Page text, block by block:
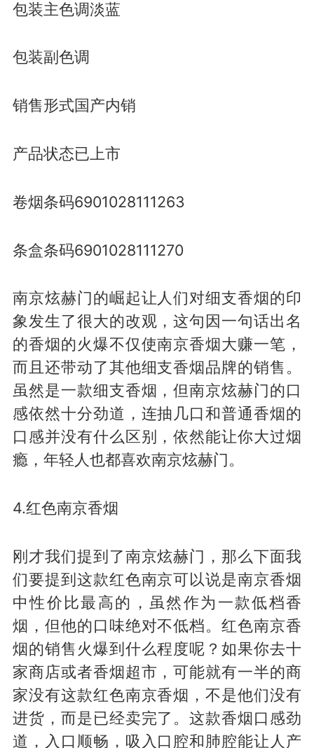
包装主色调淡蓝
包装副色调
销售形式国产内销
产品状态已上市
卷烟条码6901028111263
条盒条码6901028111270
南京炫赫门的崛起让人们对细支香烟的印
象发生了很大的改观，这句因一句话出名
的香烟的火爆不仅使南京香烟大赚一笔，
而且还带动了其他细支香烟品牌的销售。
虽然是一款细支香烟，但南京炫赫门的口
感依然十分劲道，连抽几口和普通香烟的
口感并没有什么区别，依然能让你大过烟
瘾，年轻人也都喜欢南京炫赫门。
4.红色南京香烟
刚才我们提到了南京炫赫门，那么下面我
们要提到这款红色南京可以说是南京香烟
中性价比最高的，虽然作为一款低档香
烟，但他的口味绝对不低档。红色南京香
烟的销售火爆到什么程度呢？如果你去十
家商店或者香烟超市，可能就有一半的商
家没有这款红色南京香烟，不是他们没有
进货，而是已经卖完了。这款香烟口感劲
道，入口顺畅，吸入口腔和肺腔能让人产